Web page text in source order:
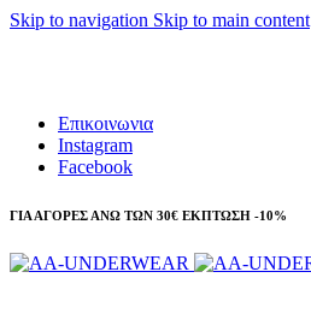
Skip to navigation Skip to main content
Επικοινωνια
Instagram
Facebook
ΓΙΑ ΑΓΟΡΕΣ ΑΝΩ ΤΩΝ 30€ ΕΚΠΤΩΣΗ -10%